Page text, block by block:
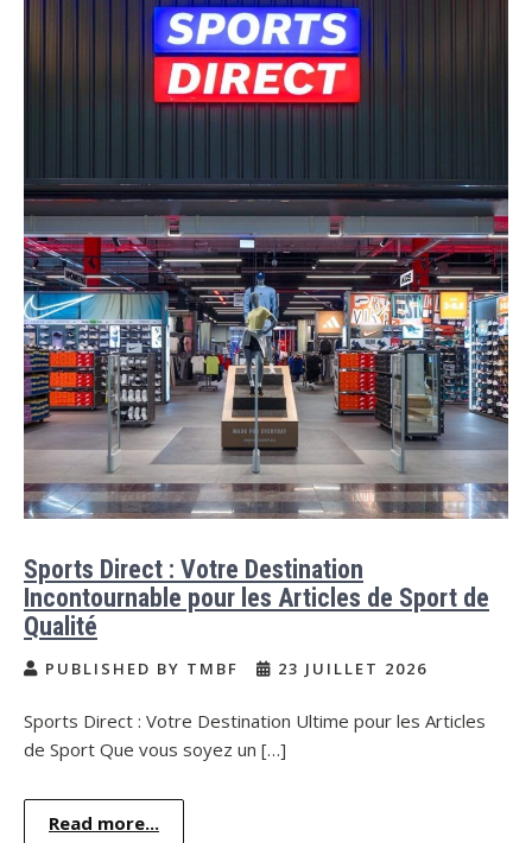
Sports Direct : Votre Destination
Incontournable pour les Articles de Sport de
Qualité
PUBLISHED BY TMBF 23 JUILLET 2026
Sports Direct : Votre Destination Ultime pour les Articles
de Sport Que vous soyez un […]
Read more...